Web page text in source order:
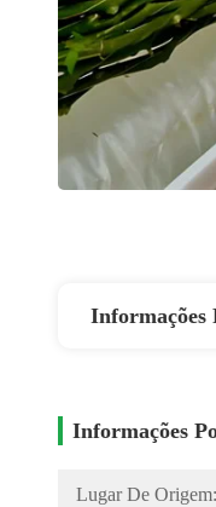
Informações
Informações
Lugar De Origem: